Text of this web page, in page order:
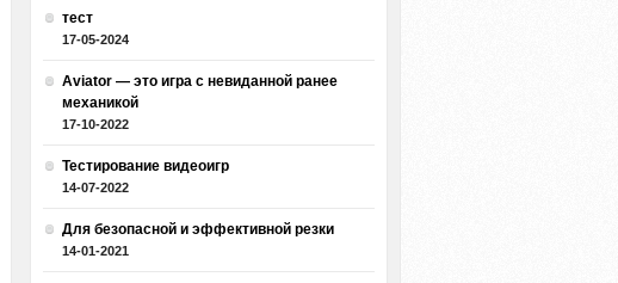
тест
17-05-2024
Aviator — это игра с невиданной ранее
механикой
17-10-2022
Тестирование видеоигр
14-07-2022
Для безопасной и эффективной резки
14-01-2021